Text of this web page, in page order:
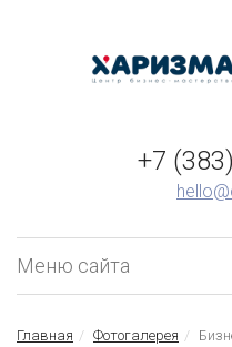
+7
Меню сайта
Главная Фотогалерея